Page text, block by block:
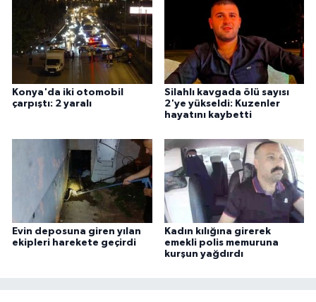
Konya'da iki otomobil
çarpıştı: 2 yaralı
Silahlı kavgada ölü sayısı
2'ye yükseldi: Kuzenler
hayatını kaybetti
Evin deposuna giren yılan
ekipleri harekete geçirdi
Kadın kılığına girerek
emekli polis memuruna
kurşun yağdırdı